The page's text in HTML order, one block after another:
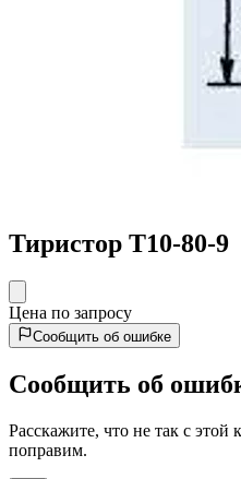
Тиристор Т10-80-9
Цена по запросу
Сообщить об ошибке
Сообщить об
Расскажите, что не так с
поправим.